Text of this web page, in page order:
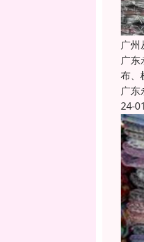
广州
广东
布、
广东
24-